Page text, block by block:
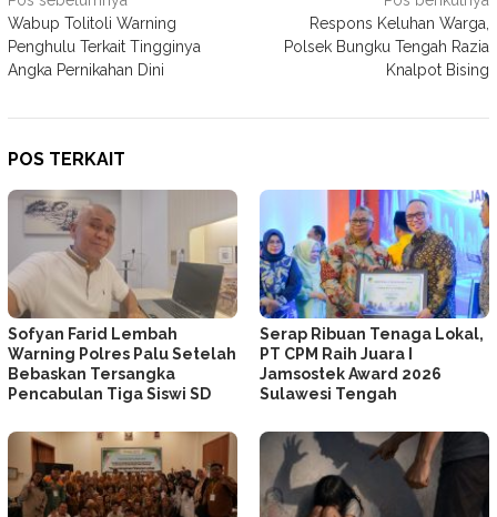
pos
Wabup Tolitoli Warning
Penghulu Terkait Tingginya
Angka Pernikahan Dini
Respons Keluhan Warga,
Polsek Bungku Tengah Razia
Knalpot Bising
POS TERKAIT
Sofyan Farid Lembah
Warning Polres Palu Setelah
Bebaskan Tersangka
Pencabulan Tiga Siswi SD
Serap Ribuan Tenaga Lokal,
PT CPM Raih Juara I
Jamsostek Award 2026
Sulawesi Tengah